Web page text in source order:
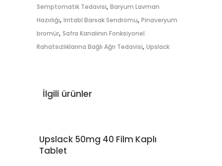
Semptomatik Tedavisi, Baryum Lavman
Hazırlığı, Irritabl Barsak Sendromu, Pinaveryum
bromür, Safra Kanalının Fonksiyonel
Rahatsızlıklarına Bağlı Ağrı Tedavisi, Upslack
İlgili ürünler
DEVAMINI OKU
Upslack 50mg 40 Film Kaplı
Tablet